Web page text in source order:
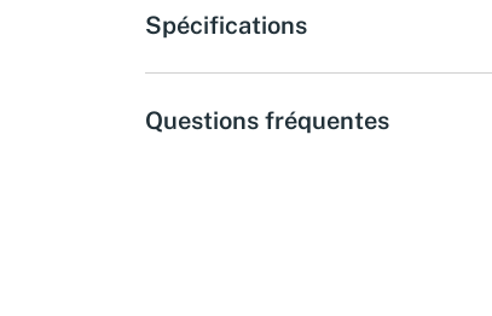
Spécifications
Questions fréquentes